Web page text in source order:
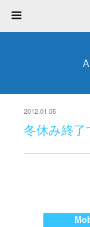
2012.01.05
冬休み終了